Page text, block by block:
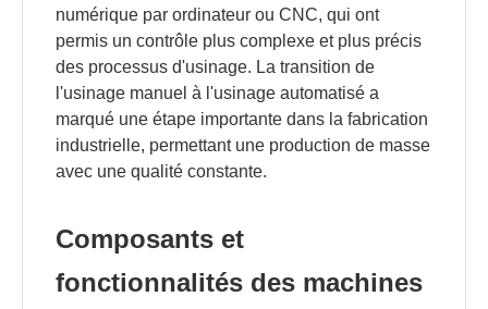
numérique par ordinateur ou CNC, qui ont
permis un contrôle plus complexe et plus précis
des processus d'usinage. La transition de
l'usinage manuel à l'usinage automatisé a
marqué une étape importante dans la fabrication
industrielle, permettant une production de masse
avec une qualité constante.
Composants et
fonctionnalités des machines